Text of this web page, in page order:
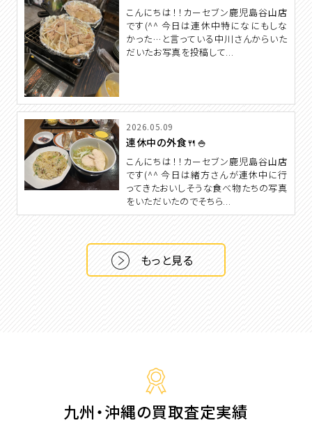
こんにちは！！カーセブン鹿児島谷山店
です(^^ 今日は連休中特になにもしな
かった…と言っている中川さんからいた
だいたお写真を投稿して...
2026.05.09
連休中の外食🍴🍚
こんにちは！！カーセブン鹿児島谷山店
です(^^ 今日は緒方さんが連休中に行
ってきたおいしそうな食べ物たちの写真
をいただいたのでそちら...
もっと見る
九州・沖縄の買取査定実績